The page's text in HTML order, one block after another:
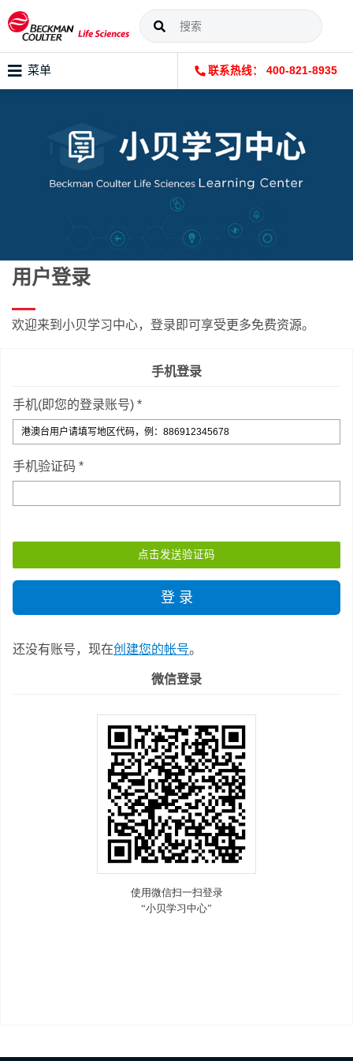
菜单 联系热线： 400-821-8935
用户登录
欢迎来到小贝学习中心，登录即可享受更多免费资源。
手机登录
手机(即您的登录账号) *
手机验证码 *
还没有账号，现在创建您的帐号。
微信登录